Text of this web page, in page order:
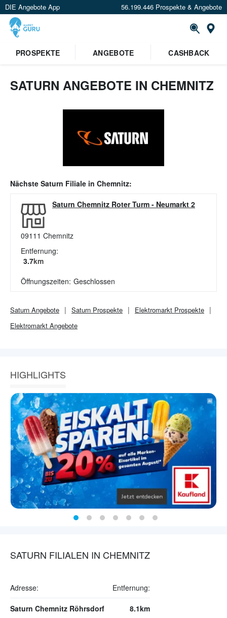
DIE Angebote App 56.199.446 Prospekte & Angebote
PROSPEKTE
ANGEBOTE CASHBACK
SATURN ANGEBOTE IN CHEMNITZ
Nächste Saturn Filiale in Chemnitz:
Saturn Chemnitz Roter Turm - Neumarkt 2
09111 Chemnitz
Entfernung:
3.7km
Öffnungszeiten: Geschlossen
Saturn Angebote Saturn Prospekte Elektromarkt Prospekte
Elektromarkt Angebote
HIGHLIGHTS
SATURN FILIALEN IN CHEMNITZ
Adresse: Entfernung:
Saturn Chemnitz Röhrsdorf 8.1km